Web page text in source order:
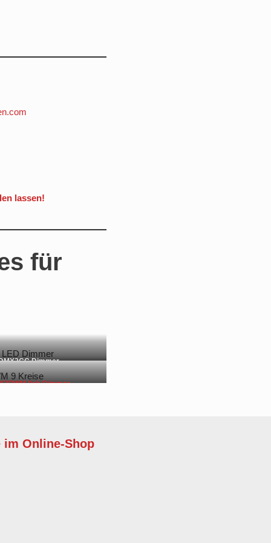
lassen!
für
Dimmer
9ch Dimmer
im Online-Shop